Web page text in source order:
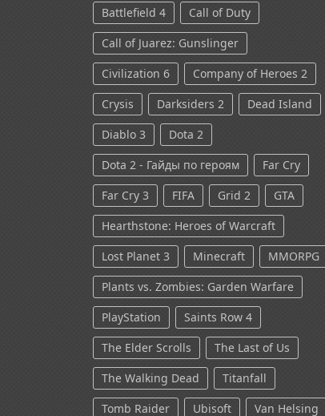
Battlefield 4
Call of Duty
Call of Juarez: Gunslinger
Civilization 6
Company of Heroes 2
Crysis
Darksiders 2
Dead Island
Diablo 3
Dota 2
Dota 2 - Гайды по героям
Far Cry
Far Cry 3
FIFA Grid 2
GTA
Hearthstone: Heroes of Warcraft
Lost Planet 3
Minecraft
MMORPG
Plants vs. Zombies: Garden Warfare
PlayStation
Saints Row 4
The Elder Scrolls
The Last of Us
The Walking Dead
Titanfall
Tomb Raider
Ubisoft Van Helsing